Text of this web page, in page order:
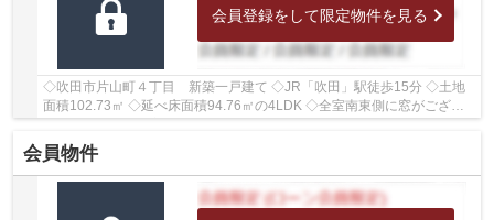
会員登録をして限定物件を見る
◇吹田市片山町４丁目 新築一戸建て ◇JR「吹田」駅徒歩15分 ◇土地
面積102.73㎡ ◇延べ床面積94.76㎡の4LDK ◇全室南東側に窓がござい
ますので、明るい室内 ◇駐車スペースがございます ◇...
会員物件